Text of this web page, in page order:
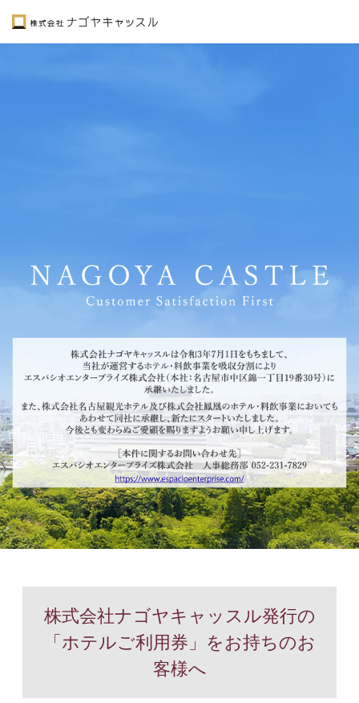
株式会社ナゴヤキャッスル発行の
「ホテルご利用券」をお持ちのお
客様へ